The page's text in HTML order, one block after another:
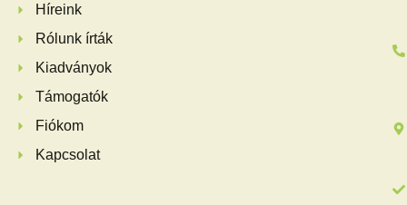
Híreink
Rólunk írták
Kiadványok
Támogatók
Fiókom
Kapcsolat